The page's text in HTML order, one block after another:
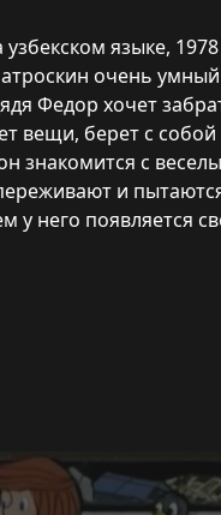
языке,
очень умный
Федор хочет
вещи, берет с собой
знакомится с
и
него появляется